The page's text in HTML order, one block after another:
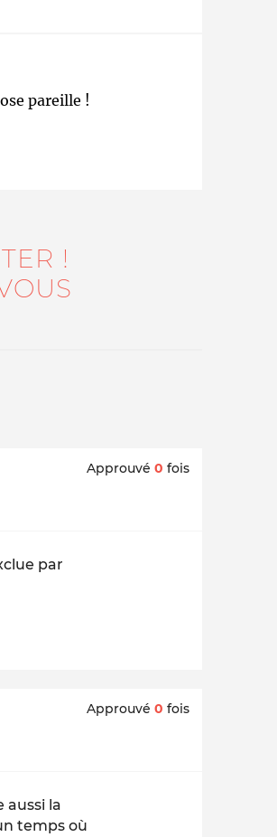
pareille !
!
Approuvé 0 fois
par
Approuvé 0 fois
la
temps où